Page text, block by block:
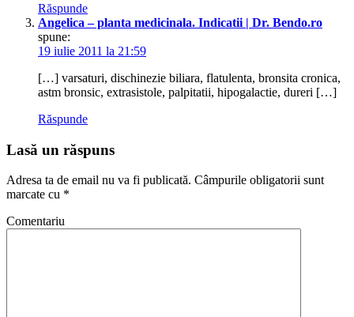
Răspunde
Angelica – planta medicinala. Indicatii | Dr. Bendo.ro
spune:
19 iulie 2011 la 21:59
[…] varsaturi, dischinezie biliara, flatulenta, bronsita cronica,
astm bronsic, extrasistole, palpitatii, hipogalactie, dureri […]
Răspunde
Lasă un răspuns
Adresa ta de email nu va fi publicată. Câmpurile obligatorii sunt
marcate cu *
Comentariu